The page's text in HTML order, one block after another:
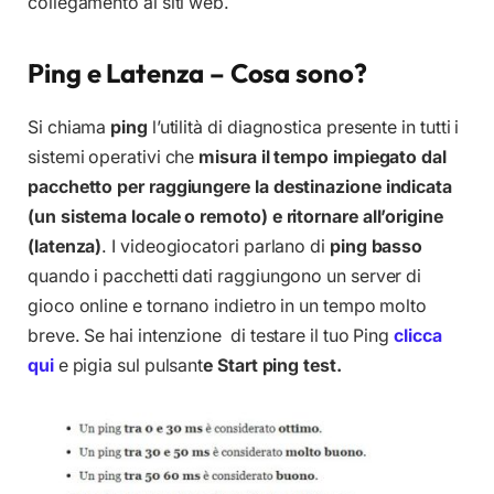
Ping e Latenza – Cosa sono?
Si chiama ping l’utilità di diagnostica presente in tutti i
sistemi operativi che misura il tempo impiegato dal
pacchetto per raggiungere la destinazione indicata
(un sistema locale o remoto) e ritornare all’origine
(latenza). I videogiocatori parlano di ping basso
quando i pacchetti dati raggiungono un server di
gioco online e tornano indietro in un tempo molto
breve. Se hai intenzione di testare il tuo Pingclicca
qui e pigia sul pulsante Start ping test.